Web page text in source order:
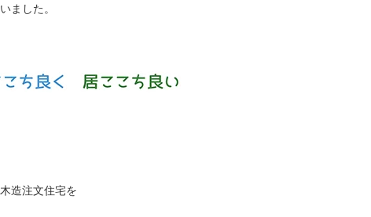
ました。
造注文住宅を